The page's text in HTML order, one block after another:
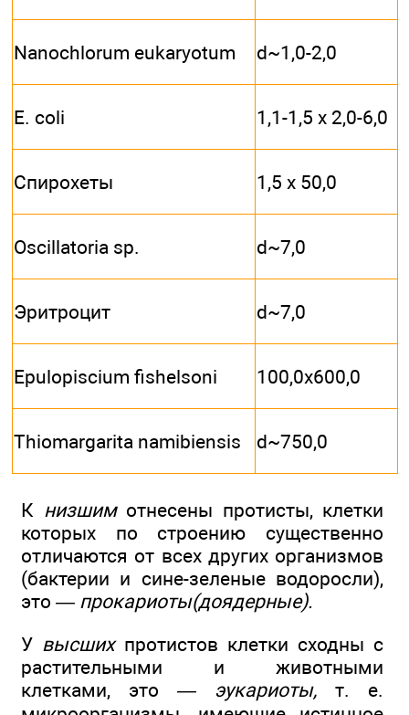
Nanochlorum eukaryotum d~1,0-2,0
Е. coli 1,1-1,5 x 2,0-6,0
Спирохеты 1,5 x 50,0
Oscillatoria sp. d~7,0
Эритроцит d~7,0
Epulopiscium fishelsoni 100,0x600,0
Thiomargarita namibiensis d~750,0
К низшимотнесены протисты, клетки
которых по строению существенно
отличаются от всех других организмов
(бактерии и сине-зеленые водоросли),
это — прокариоты(доядерные).
У высшихпротистов клетки сходны с
растительными и животными
клетками, это — эукариоты, т. е.